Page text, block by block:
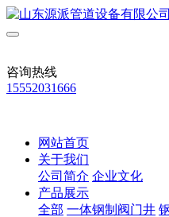
咨询热线
15552031666
网站首页
关于我们
公司简介 企业文化
产品展示
全部 一体钢制阀门井